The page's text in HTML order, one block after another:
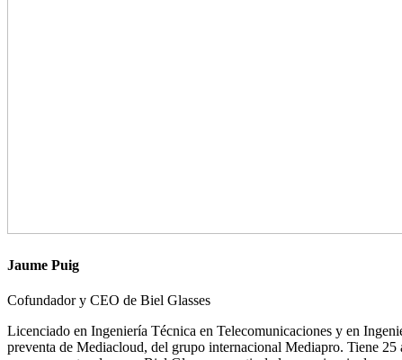
Jaume Puig
Cofundador y CEO de Biel Glasses
Licenciado en Ingeniería Técnica en Telecomunicaciones y en
preventa de Mediacloud, del grupo internacional Mediapro. Tiene